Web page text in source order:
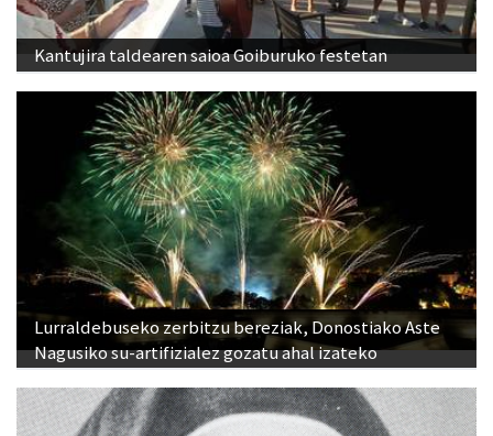
Kantujira taldearen saioa Goiburuko festetan
Lurraldebuseko zerbitzu bereziak, Donostiako Aste
Nagusiko su-artifizialez gozatu ahal izateko